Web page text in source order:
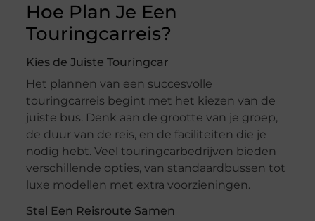
Hoe Plan Je Een
Touringcarreis?
Kies de Juiste Touringcar
Het plannen van een succesvolle
touringcarreis begint met het kiezen van de
juiste bus. Denk aan de grootte van je groep,
de duur van de reis, en de faciliteiten die je
nodig hebt. Veel touringcarbedrijven bieden
verschillende opties, van standaardbussen tot
luxe modellen met extra voorzieningen.
Stel Een Reisroute Samen